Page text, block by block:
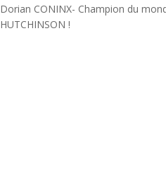
Dorian CONINX- Champion du
HUTCHINSON !